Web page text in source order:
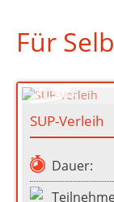
Für
SUP-Verleih
Dauer: